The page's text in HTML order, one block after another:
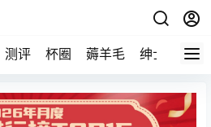
测评 杯圈 薅羊毛 绅士 视频